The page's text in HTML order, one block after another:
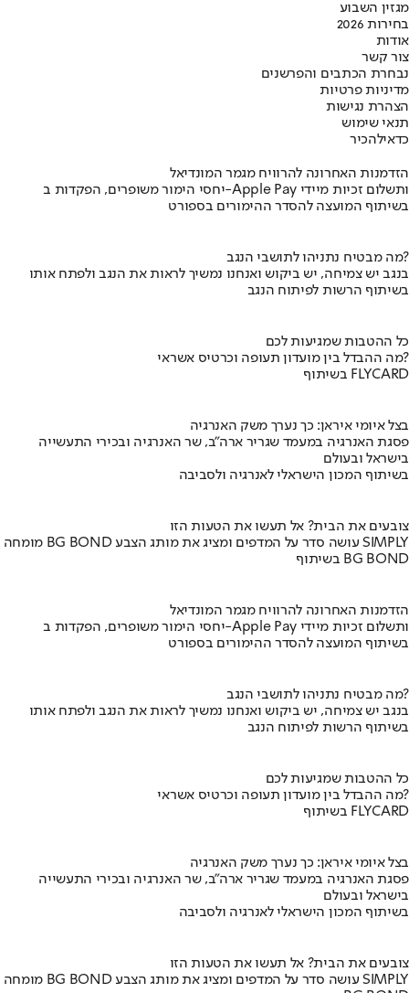
מגזין השבוע
בחירות 2026
אודות
צור קשר
נבחרת הכתבים והפרשנים
מדיניות פרטיות
הצהרת נגישות
תנאי שימוש
כדאילהכיר
הזדמנות האחרונה להרוויח מגמר המונדיאל
יחסי הימור משופרים, הפקדות ב-Apple Pay ותשלום זכיות מיידי
בשיתוף המועצה להסדר ההימורים בספורט
מה מבטיח נתניהו לתושבי הנגב?
בנגב יש צמיחה, יש ביקוש ואנחנו נמשיך לראות את הנגב ולפתח אותו
בשיתוף הרשות לפיתוח הנגב
כל ההטבות שמגיעות לכם
מה ההבדל בין מועדון תעופה וכרטיס אשראי?
בשיתוף FLYCARD
בצל איומי איראן: כך נערך משק האנרגיה
פסגת האנרגיה במעמד שגריר ארה"ב, שר האנרגיה ובכירי התעשייה
בישראל ובעולם
בשיתוף המכון הישראלי לאנרגיה ולסביבה
צובעים את הבית? אל תעשו את הטעות הזו
מומחה BG BOND עושה סדר על המדפים ומציג את מותג הצבע SIMPLY
בשיתוף BG BOND
הזדמנות האחרונה להרוויח מגמר המונדיאל
יחסי הימור משופרים, הפקדות ב-Apple Pay ותשלום זכיות מיידי
בשיתוף המועצה להסדר ההימורים בספורט
מה מבטיח נתניהו לתושבי הנגב?
בנגב יש צמיחה, יש ביקוש ואנחנו נמשיך לראות את הנגב ולפתח אותו
בשיתוף הרשות לפיתוח הנגב
כל ההטבות שמגיעות לכם
מה ההבדל בין מועדון תעופה וכרטיס אשראי?
בשיתוף FLYCARD
בצל איומי איראן: כך נערך משק האנרגיה
פסגת האנרגיה במעמד שגריר ארה"ב, שר האנרגיה ובכירי התעשייה
בישראל ובעולם
בשיתוף המכון הישראלי לאנרגיה ולסביבה
צובעים את הבית? אל תעשו את הטעות הזו
מומחה BG BOND עושה סדר על המדפים ומציג את מותג הצבע SIMPLY